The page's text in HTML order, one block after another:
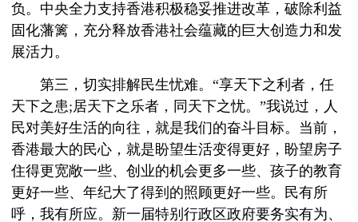
负。中央全力支持香港积极稳妥推进改革，破除利益
固化藩篱，充分释放香港社会蕴藏的巨大创造力和发
展活力。
第三，切实排解民生忧难。“享天下之利者，任
天下之患;居天下之乐者，同天下之忧。”我说过，人
民对美好生活的向往，就是我们的奋斗目标。当前，
香港最大的民心，就是盼望生活变得更好，盼望房子
住得更宽敞一些、创业的机会更多一些、孩子的教育
更好一些、年纪大了得到的照顾更好一些。民有所
呼，我有所应。新一届特别行政区政府要务实有为、